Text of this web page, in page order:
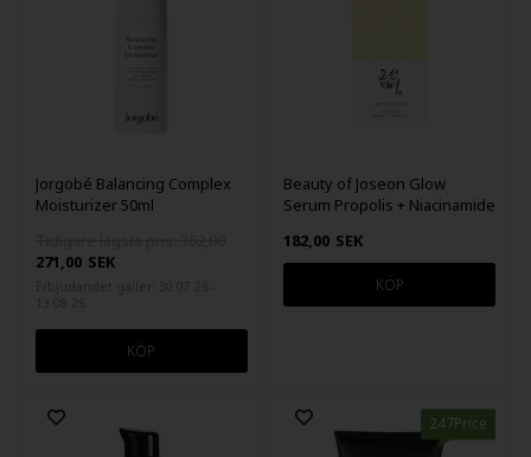
Jorgobé Balancing Complex
Moisturizer 50ml
271,00 SEK
Beauty of Joseon Glow
Serum Propolis + Niacinamide
182,00 SEK
247Price